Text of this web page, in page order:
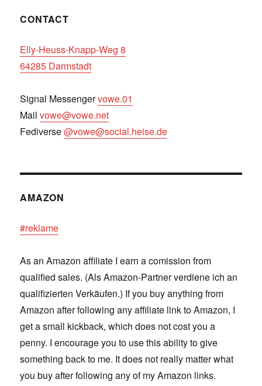
CONTACT
Elly-Heuss-Knapp-Weg 8
64285 Darmstadt
Signal Messengervowe.01
Mailvowe@vowe.net
Fediverse@vowe@social.heise.de
AMAZON
#reklame
As an Amazon affiliate I earn a comission from
qualified sales. (Als Amazon-Partner verdiene ich an
qualifizierten Verkäufen.) If you buy anything from
Amazon after following any affiliate link to Amazon, I
get a small kickback, which does not cost you a
penny. I encourage you to use this ability to give
something back to me. It does not really matter what
you buy after following any of my Amazon links.